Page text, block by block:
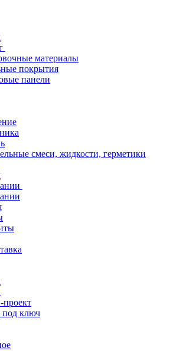
материалы
покрытия
панели
смеси, жидкости, герметики
проект
под ключ